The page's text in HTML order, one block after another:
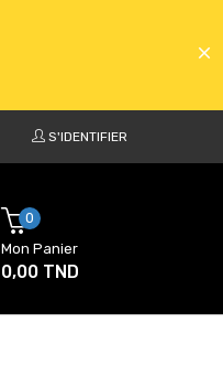
S'IDENTIFIER
0
Mon Panier
0,00 TND